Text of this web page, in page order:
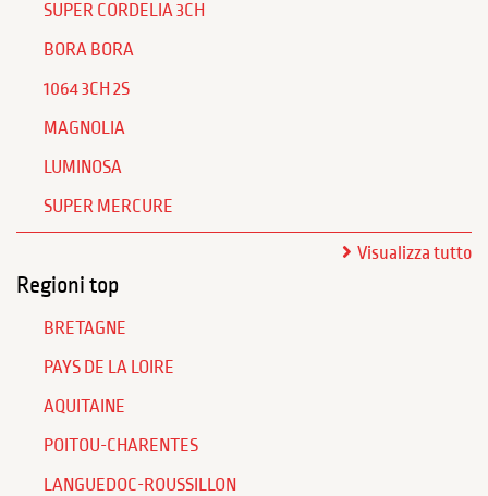
SUPER CORDELIA 3CH
BORA BORA
1064 3CH 2S
MAGNOLIA
LUMINOSA
SUPER MERCURE
Visualizza tutto
Regioni top
BRETAGNE
PAYS DE LA LOIRE
AQUITAINE
POITOU-CHARENTES
LANGUEDOC-ROUSSILLON